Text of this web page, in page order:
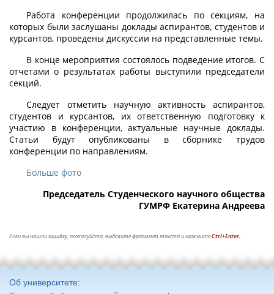
Работа конференции продолжилась по секциям, на
которых были заслушаны доклады аспирантов, студентов и
курсантов, проведены дискуссии на представленные темы.
В конце мероприятия состоялось подведение итогов. С
отчетами о результатах работы выступили председатели
секций.
Следует отметить научную активность аспирантов,
студентов и курсантов, их ответственную подготовку к
участию в конференции, актуальные научные доклады.
Статьи будут опубликованы в сборнике трудов
конференции по направлениям.
Больше фото
Председатель Студенческого научного общества
ГУМРФ Екатерина Андреева
Если вы нашли ошибку, пожалуйста, выделите фрагмент текста и нажмитеCtrl+Enter.
Об университете